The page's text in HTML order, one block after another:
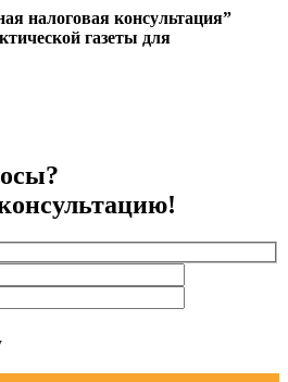
налоговая консультация”
газеты для